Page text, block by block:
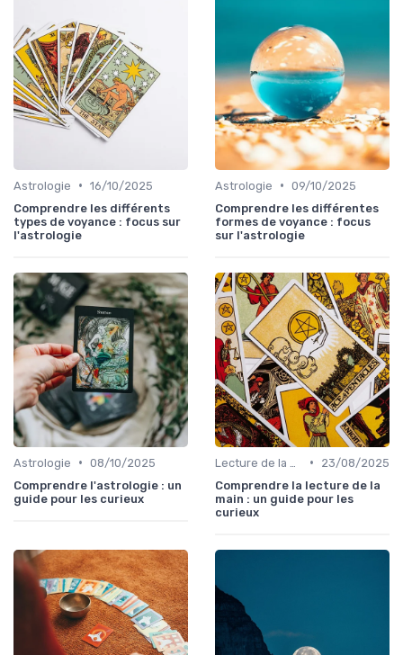
Astrologie • 16/10/2025
Comprendre les différents
types de voyance : focus sur
l'astrologie
Astrologie • 09/10/2025
Comprendre les différentes
formes de voyance : focus
sur l'astrologie
Astrologie • 08/10/2025
Comprendre l'astrologie : un
guide pour les curieux
•
23/08/2025
Comprendre la lecture de la
main : un guide pour les
curieux